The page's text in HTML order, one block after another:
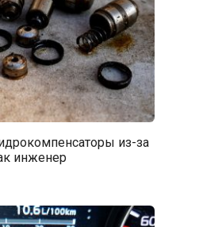
из-за
инженер